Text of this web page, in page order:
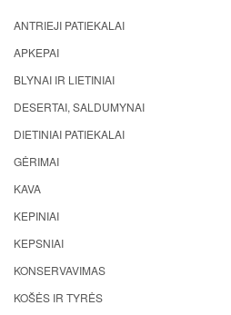
ANTRIEJI PATIEKALAI
APKEPAI
BLYNAI IR LIETINIAI
DESERTAI, SALDUMYNAI
DIETINIAI PATIEKALAI
GĖRIMAI
KAVA
KEPINIAI
KEPSNIAI
KONSERVAVIMAS
KOŠĖS IR TYRĖS